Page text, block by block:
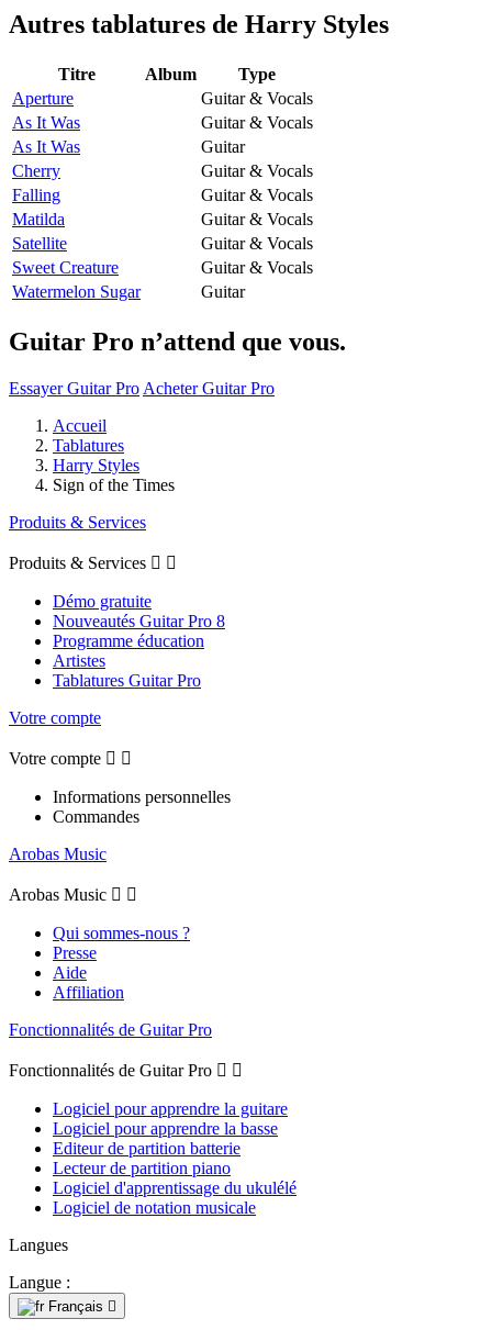
Autres tablatures de Harry Styles
Titre Album
Type
Aperture
Guitar & Vocals
As It Was
Guitar & Vocals
As It Was
Guitar
Cherry
Guitar & Vocals
Falling
Guitar & Vocals
Matilda
Guitar & Vocals
Satellite
Guitar & Vocals
Sweet Creature
Guitar & Vocals
Watermelon Sugar
Guitar
Guitar Pro n’attend que vous.
Essayer Guitar Pro Acheter Guitar Pro
Accueil
Tablatures
Harry Styles
Sign of the Times
Produits & Services
Produits & Services  
Démo gratuite
Nouveautés Guitar Pro 8
Programme éducation
Artistes
Tablatures Guitar Pro
Votre compte
Votre compte  
Informations personnelles
Commandes
Arobas Music
Arobas Music  
Qui sommes-nous ?
Presse
Aide
Affiliation
Fonctionnalités de Guitar Pro
Fonctionnalités de Guitar Pro  
Logiciel pour apprendre la guitare
Logiciel pour apprendre la basse
Editeur de partition batterie
Lecteur de partition piano
Logiciel d'apprentissage du ukulélé
Logiciel de notation musicale
Langues
Langue :
Français 